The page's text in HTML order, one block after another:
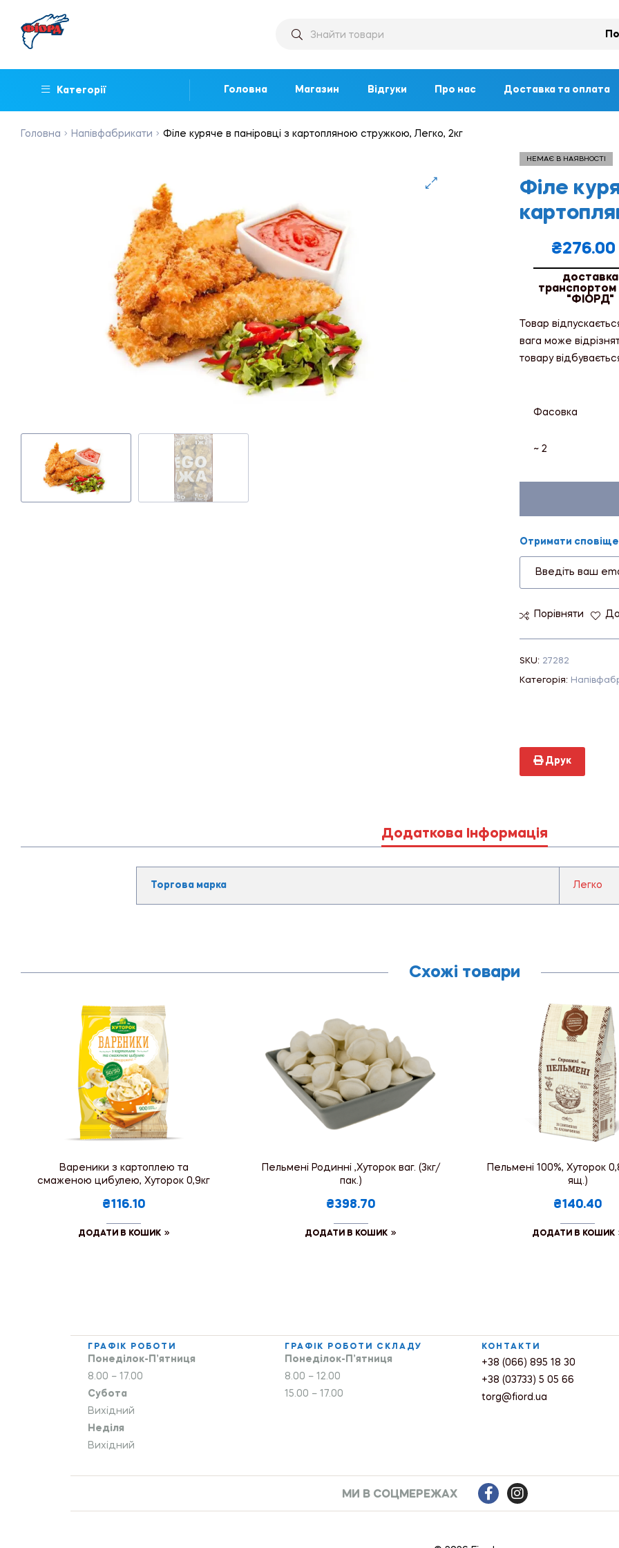
Категорії Головна Магазин Відгуки Про нас Доставка та оплата
Головна Напівфабрикати Філе куряче в паніровці з картопляною стружкою, Легко, 2кг
НЕМАЄ В НАЯВНОСТІ
Філе
₴276.00
доставка
"ФІОРД"
Товар
вага може
товару
Фасовка
~ 2
Отримати
Порівняти
SKU: 27282
Категорія:
Друк
Додаткова Інформація
Торгова марка Легко
Схожі товари
Вареники з картоплею та
смаженою цибулею, Хуторок 0,9кг
₴116.10
ДОДАТИ В КОШИК
Пельмені Родинні ,Хуторок ваг. (3кг/
пак.)
₴398.70
ДОДАТИ В КОШИК
Пельмені 100%, Хуторок
ящ.)
₴140.40
ДОДАТИ В КОШИК
ГРАФІК РОБОТИ
Понеділок-П’ятниця
8.00 – 17.00
Субота
Вихідний
Неділя
Вихідний
ГРАФІК РОБОТИ СКЛАДУ
Понеділок-П’ятниця
8.00 – 12.00
15.00 – 17.00
КОНТАКТИ
+38 (066) 895 18 30
+38 (03733) 5 05 66
torg@fiord.ua
МИ В СОЦМЕРЕЖАХ